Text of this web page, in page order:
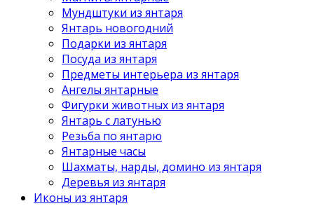
Мундштуки из янтаря
Янтарь новогодний
Подарки из янтаря
Посуда из янтаря
Предметы интерьера из янтаря
Ангелы янтарные
Фигурки животных из янтаря
Янтарь с латунью
Резьба по янтарю
Янтарные часы
Шахматы, нарды, домино из янтаря
Деревья из янтаря
Иконы из янтаря